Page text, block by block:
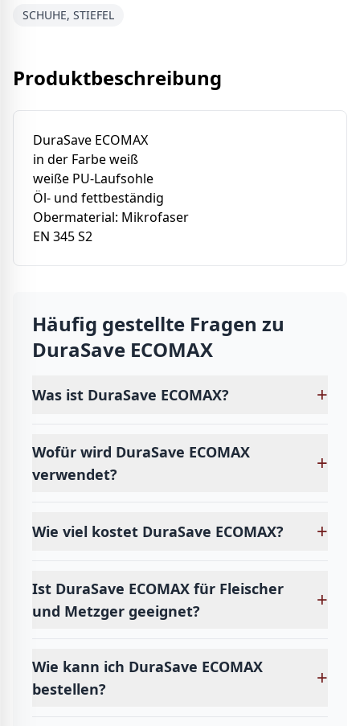
SCHUHE, STIEFEL
Produktbeschreibung
DuraSave ECOMAX
in der Farbe weiß
weiße PU-Laufsohle
Öl- und fettbeständig
Obermaterial: Mikrofaser
EN 345 S2
Häufig gestellte Fragen zu
DuraSave ECOMAX
Was ist DuraSave ECOMAX? +
Wofür wird DuraSave ECOMAX
verwendet?
+
Wie viel kostet DuraSave ECOMAX? +
Ist DuraSave ECOMAX für Fleischer
und Metzger geeignet?
+
Wie kann ich DuraSave ECOMAX
bestellen?
+